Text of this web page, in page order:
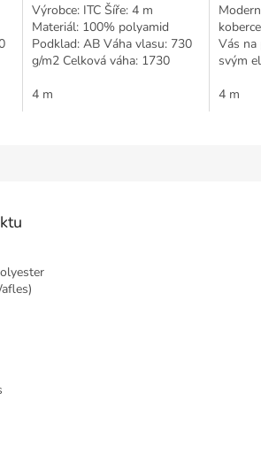
Výrobce: ITC Šíře: 4 m
Materiál: 100% polyamid
Podklad: AB Váha vlasu: 730
g/m2 Celková váha: 1730
Celková výška: 6,00 mm
4 m
Vás na
svým
4 m